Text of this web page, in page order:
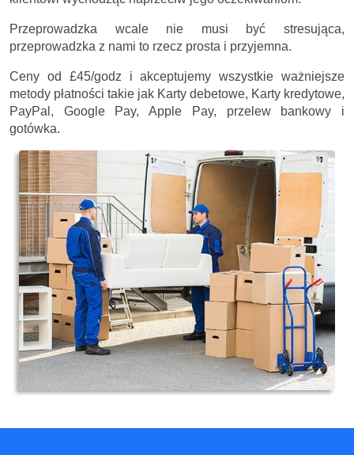
Przeprowadzka wcale nie musi być stresująca,
przeprowadzka z nami to rzecz prosta i przyjemna.
Ceny od £45/godz i akceptujemy wszystkie ważniejsze
metody płatności takie jak Karty debetowe, Karty kredytowe,
PayPal, Google Pay, Apple Pay, przelew bankowy i
gotówka.